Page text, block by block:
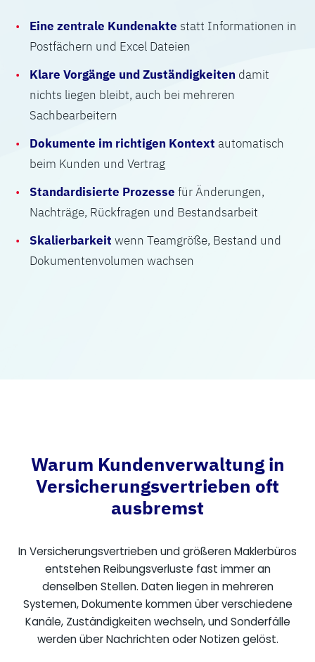
Eine zentrale Kundenakte statt Informationen in
Postfächern und Excel Dateien
Klare Vorgänge und Zuständigkeiten damit
nichts liegen bleibt, auch bei mehreren
Sachbearbeitern
Dokumente im richtigen Kontext automatisch
beim Kunden und Vertrag
Standardisierte Prozesse für Änderungen,
Nachträge, Rückfragen und Bestandsarbeit
Skalierbarkeit wenn Teamgröße, Bestand und
Dokumentenvolumen wachsen
Warum Kundenverwaltung in
Versicherungsvertrieben oft
ausbremst
In Versicherungsvertrieben und größeren Maklerbüros
entstehen Reibungsverluste fast immer an
denselben Stellen. Daten liegen in mehreren
Systemen, Dokumente kommen über verschiedene
Kanäle, Zuständigkeiten wechseln, und Sonderfälle
werden über Nachrichten oder Notizen gelöst.